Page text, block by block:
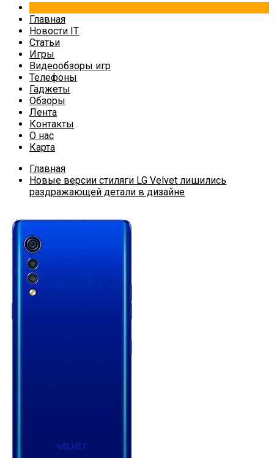
Главная
Новости IT
Статьи
Игры
Видеообзоры игр
Телефоны
Гаджеты
Обзоры
Лента
Контакты
О нас
Карта
Главная
Новые версии стиляги LG Velvet лишились
раздражающей детали в дизайне